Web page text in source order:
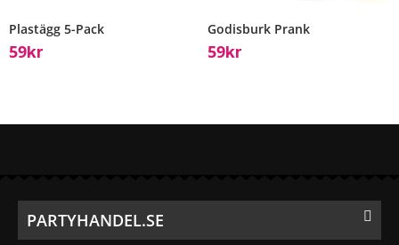
Plastägg 5-Pack
59Kr
Godisburk Prank
59Kr
PARTYHANDEL.SE